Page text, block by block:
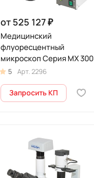
от 525 127 ₽
Медицинский
флуоресцентный
микроскоп Серия МХ 300
5 Арт. 2296
Запросить КП